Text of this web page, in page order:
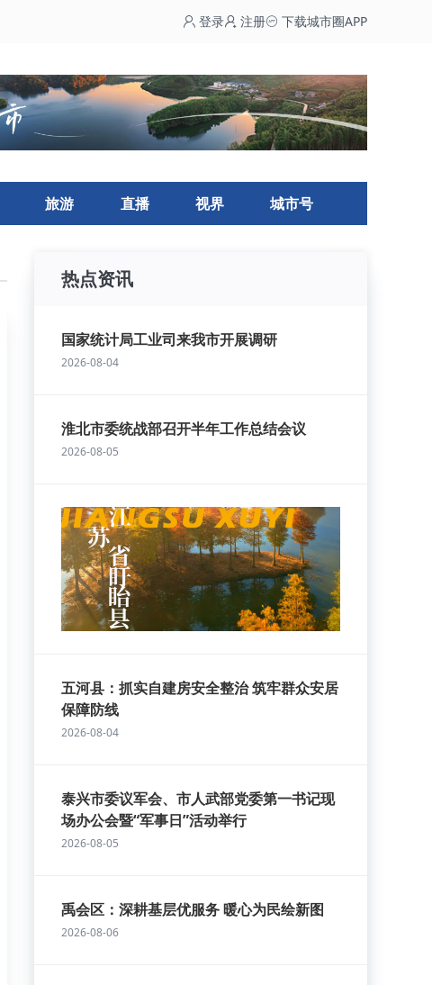
登录 注册 下载城市圈APP
旅游 直播 视界 城市号
热点资讯
国家统计局工业司来我市开展调研
2026-08-04
淮北市委统战部召开半年工作总结会议
2026-08-05
五河县：抓实自建房安全整治 筑牢群众安居
保障防线
2026-08-04
泰兴市委议军会、市人武部党委第一书记现
场办公会暨“军事日”活动举行
2026-08-05
禹会区：深耕基层优服务 暖心为民绘新图
2026-08-06